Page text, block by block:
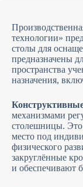
выбрать
на
странице
товара.
технологии»
столы для
предназначены
пространства
назначения,
механизмами
столешницы. Это
место под
физического
закруглённые
и обеспечивают